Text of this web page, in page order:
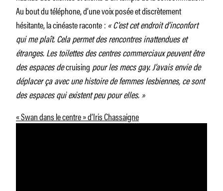
Au bout du téléphone, d’une voix posée et discrètement
hésitante, la cinéaste raconte : « C’est cet endroit d’inconfort
qui me plaît. Cela permet des rencontres inattendues et
étranges. Les toilettes des centres commerciaux peuvent être
des espaces decruising pour les mecs gay. J’avais envie de
déplacer ça avec une histoire de femmes lesbiennes, ce sont
des espaces qui existent peu pour elles. »
« Swan dans le centre » d’Iris Chassaigne